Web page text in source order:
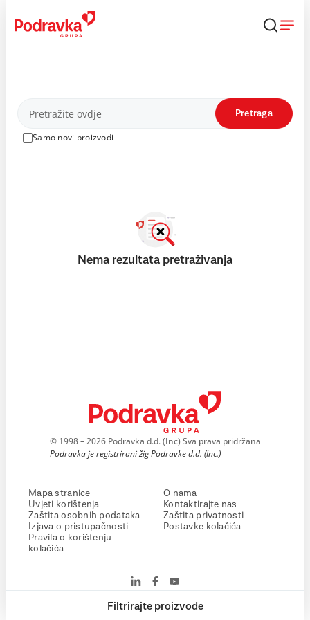
content
Proizvodi
Samo novi proizvodi
Pretraga
Filtrirajte proizvode
Nema rezultata pretraživanja
© 1998 – 2026 Podravka d.d. (Inc) Sva prava pridržana
Podravka je registrirani žig Podravke d.d. (Inc.)
Mapa stranice
Uvjeti korištenja
Zaštita osobnih podataka
Izjava o pristupačnosti
Pravila o korištenju
kolačića
O nama
Kontaktirajte nas
Zaštita privatnosti
Postavke kolačića